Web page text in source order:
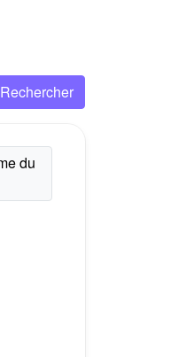
Rechercher